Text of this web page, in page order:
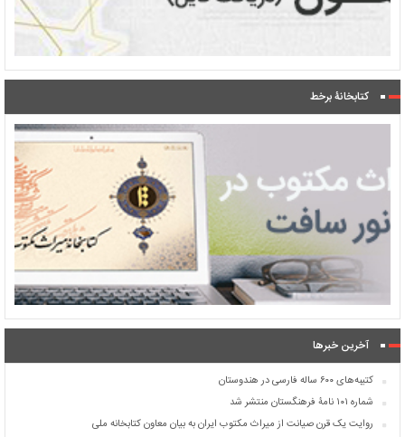
کتابخانۀ برخط
آخرین خبرها
کتیبه‌های ۶۰۰ ساله فارسی در هندوستان
شماره ۱۰۱ نامۀ فرهنگستان منتشر شد
روایت یک قرن صیانت از میراث مکتوب ایران به بیان معاون کتابخانه ملی